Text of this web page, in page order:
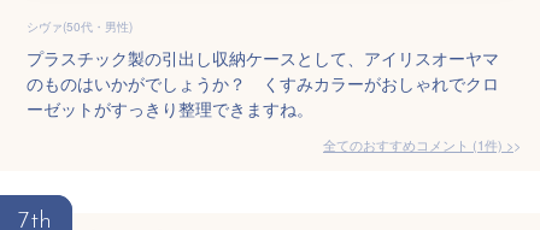
シヴァ(50代・男性)
プラスチック製の引出し収納ケースとして、アイリスオーヤマ
のものはいかがでしょうか？ くすみカラーがおしゃれでクロ
ーゼットがすっきり整理できますね。
全てのおすすめコメント (1件) >
7th